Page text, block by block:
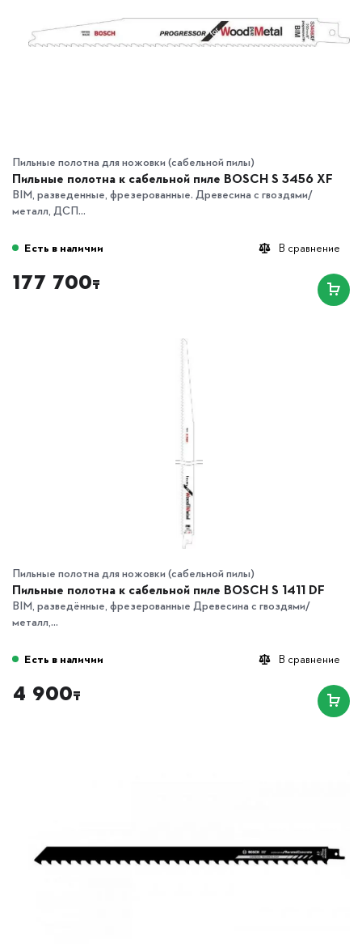
Пильные полотна для ножовки (сабельной пилы)
Пильные полотна к сабельной пиле BOSCH S 3456 XF
BIM, разведенные, фрезерованные. Древесина с гвоздями/
металл, ДСП...
В сравнение
Есть в наличии
177 700₸
Пильные полотна для ножовки (сабельной пилы)
Пильные полотна к сабельной пиле BOSCH S 1411 DF
BIM, разведённые, фрезерованные Древесина с гвоздями/
металл,...
В сравнение
Есть в наличии
4 900₸